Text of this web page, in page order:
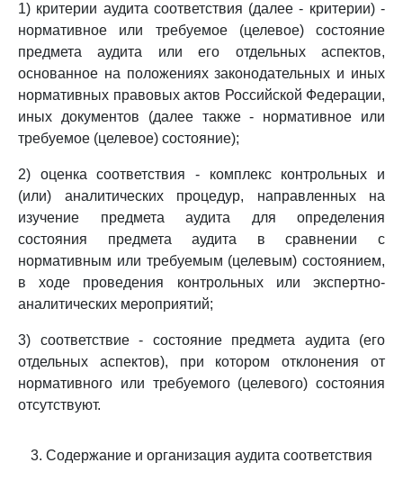
1) критерии аудита соответствия (далее - критерии) -
нормативное или требуемое (целевое) состояние
предмета аудита или его отдельных аспектов,
основанное на положениях законодательных и иных
нормативных правовых актов Российской Федерации,
иных документов (далее также - нормативное или
требуемое (целевое) состояние);
2) оценка соответствия - комплекс контрольных и
(или) аналитических процедур, направленных на
изучение предмета аудита для определения
состояния предмета аудита в сравнении с
нормативным или требуемым (целевым) состоянием,
в ходе проведения контрольных или экспертно-
аналитических мероприятий;
3) соответствие - состояние предмета аудита (его
отдельных аспектов), при котором отклонения от
нормативного или требуемого (целевого) состояния
отсутствуют.
3. Содержание и организация аудита соответствия